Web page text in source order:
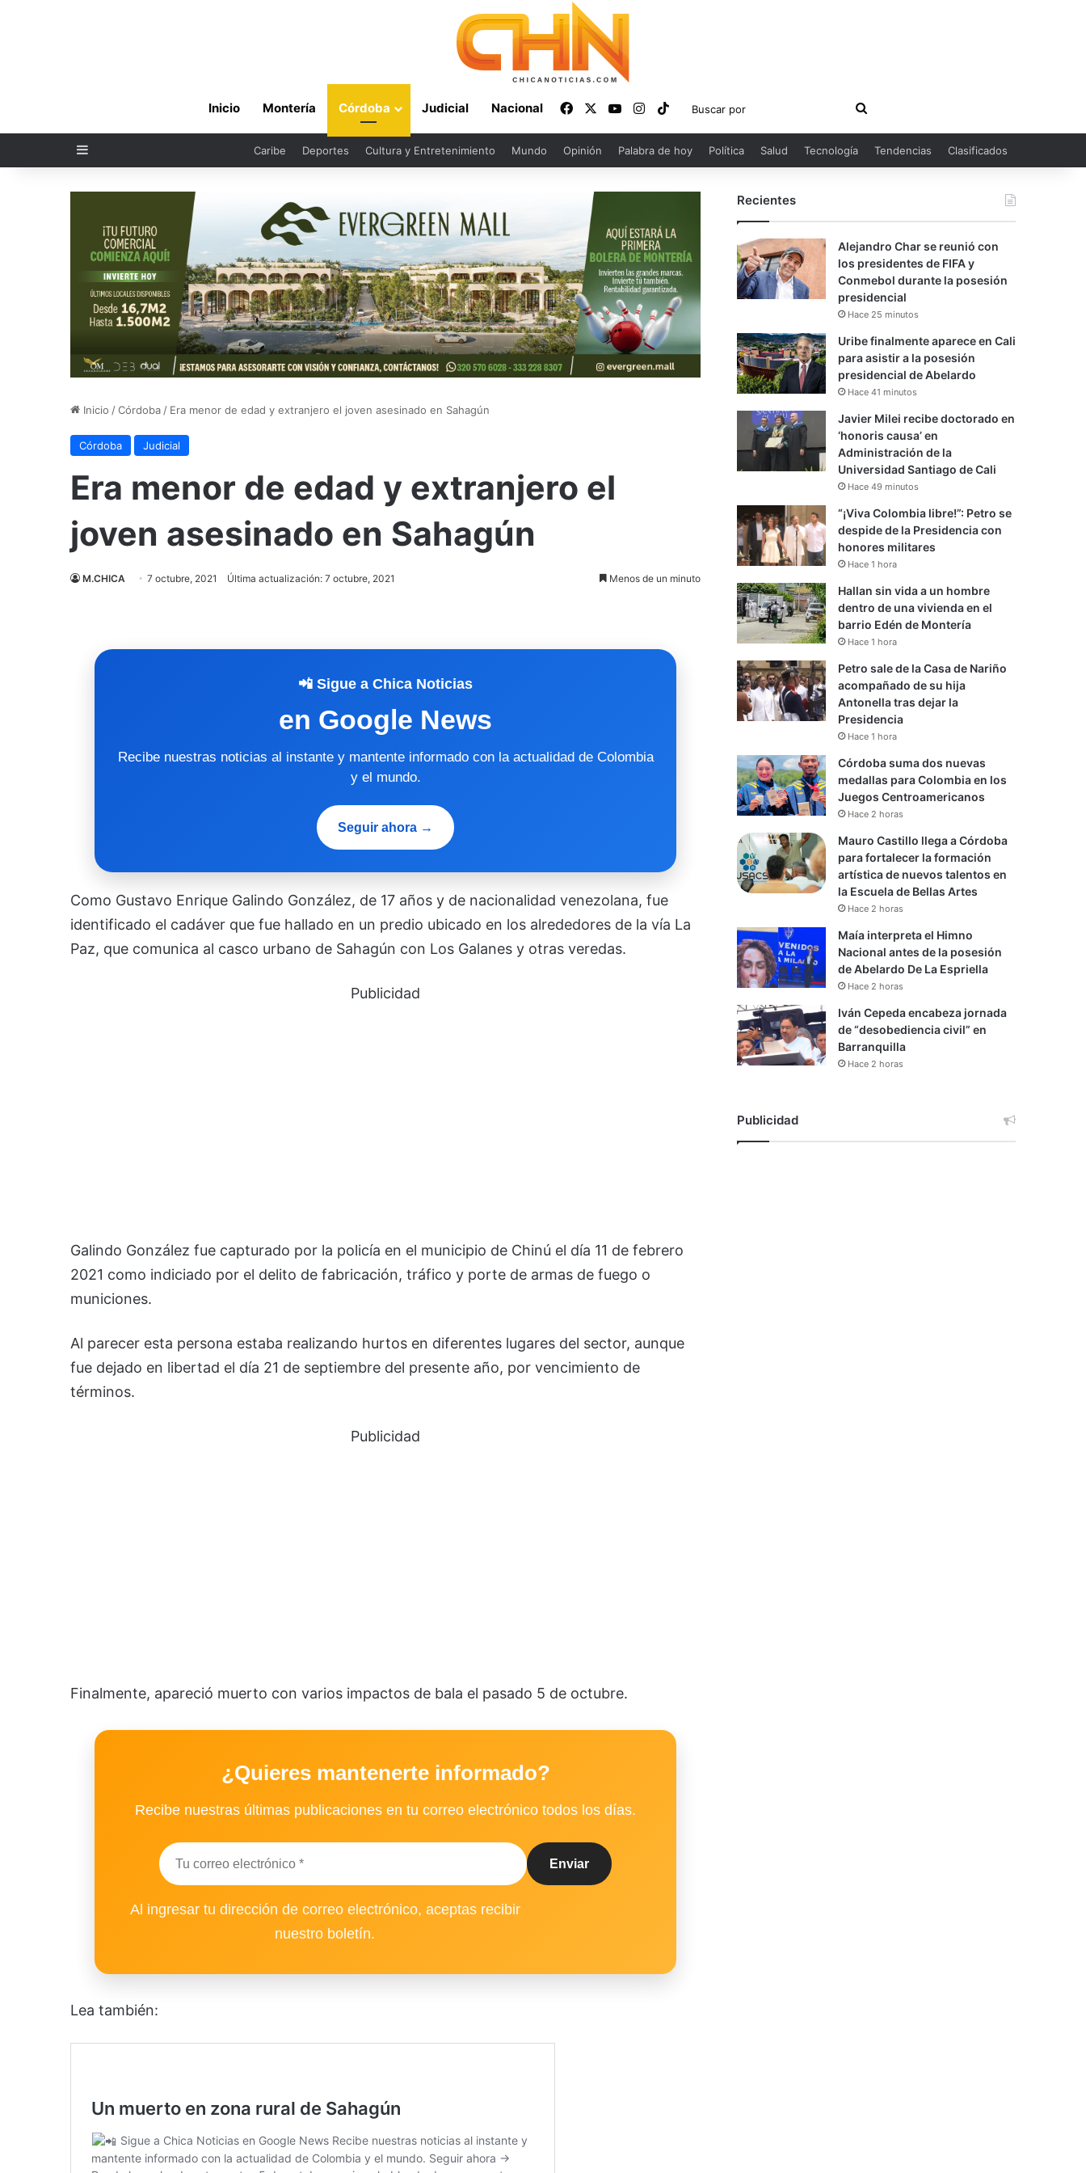
Inicio Montería Córdoba Judicial Nacional FacebookYouTubeInstagram
TikTok
Buscar
por
Sidebar Caribe Deportes Cultura y Entretenimiento Mundo Opinión Palabra de hoy Política Salud Tecnología Tendencias Clasificados
Inicio /Córdoba / Era menor de edad y extranjero el joven asesinado en Sahagún
Córdoba Judicial
Era menor de edad y extranjero el
joven asesinado en Sahagún
M.CHICA 7 octubre, 2021 Última actualización: 7 octubre, 2021 Menos de un minuto
📲 Sigue a Chica Noticias
en Google News
Recibe nuestras noticias al instante y mantente informado con la actualidad de Colombia
y el mundo.
Seguir ahora →
Como Gustavo Enrique Galindo González, de 17 años y de nacionalidad venezolana, fue
identificado el cadáver que fue hallado en un predio ubicado en los alrededores de la vía La
Paz, que comunica al casco urbano de Sahagún con Los Galanes y otras veredas.
Publicidad
Galindo González fue capturado por la policía en el municipio de Chinú el día 11 de febrero
2021 como indiciado por el delito de fabricación, tráfico y porte de armas de fuego o
municiones.
Al parecer esta persona estaba realizando hurtos en diferentes lugares del sector, aunque
fue dejado en libertad el día 21 de septiembre del presente año, por vencimiento de
términos.
Publicidad
Finalmente, apareció muerto con varios impactos de bala el pasado 5 de octubre.
¿Quieres mantenerte informado?
Recibe nuestras últimas publicaciones en tu correo electrónico todos los días.
Al ingresar tu dirección de correo electrónico, aceptas recibir
nuestro boletín.
Lea también:
Recientes
Alejandro Char se reunió con
los presidentes de FIFA y
Conmebol durante la posesión
presidencial
Hace 25 minutos
Uribe finalmente aparece en Cali
para asistir a la posesión
presidencial de Abelardo
Hace 41 minutos
Javier Milei recibe doctorado en
‘honoris causa’ en
Administración de la
Universidad Santiago de Cali
Hace 49 minutos
“¡Viva Colombia libre!”: Petro se
despide de la Presidencia con
honores militares
Hace 1 hora
Hallan sin vida a un hombre
dentro de una vivienda en el
barrio Edén de Montería
Hace 1 hora
Petro sale de la Casa de Nariño
acompañado de su hija
Antonella tras dejar la
Presidencia
Hace 1 hora
Córdoba suma dos nuevas
medallas para Colombia en los
Juegos Centroamericanos
Hace 2 horas
Mauro Castillo llega a Córdoba
para fortalecer la formación
artística de nuevos talentos en
la Escuela de Bellas Artes
Hace 2 horas
Maía interpreta el Himno
Nacional antes de la posesión
de Abelardo De La Espriella
Hace 2 horas
Iván Cepeda encabeza jornada
de “desobediencia civil” en
Barranquilla
Hace 2 horas
Publicidad